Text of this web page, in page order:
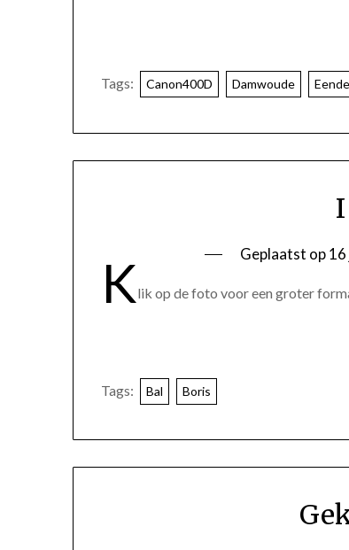
Tags: Canon400D Damwoude
Geplaatst op
Klik op de foto voor een groter
Tags: Bal Boris